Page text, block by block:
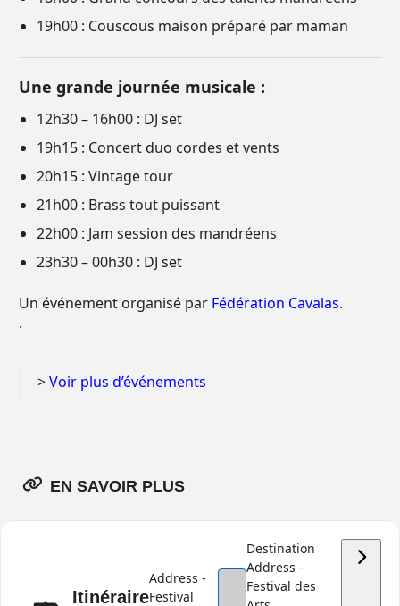
19h00 : Couscous maison préparé par maman
Une grande journée musicale :
12h30 – 16h00 : DJ set
19h15 : Concert duo cordes et vents
20h15 : Vintage tour
21h00 : Brass tout puissant
22h00 : Jam session des mandréens
23h30 – 00h30 : DJ set
Un événement organisé par Fédération Cavalas.
.
>Voir plus d’événements
EN SAVOIR PLUS
Itinéraire
Address -
Festival
Destination
Address -
Festival des